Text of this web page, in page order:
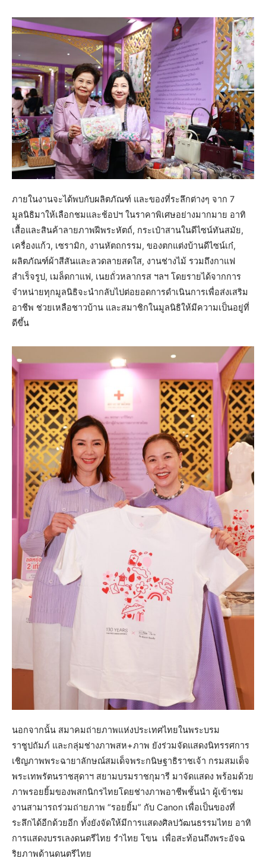
ภายในงานจะได้พบกับผลิตภัณฑ์ และของที่ระลึกต่างๆ จาก 7
มูลนิธิมาให้เลือกชมและช้อปฯ ในราคาพิเศษอย่างมากมาย อาทิ
เสื้อและสินค้าลายภาพฝีพระหัตถ์, กระเป๋าสานในดีไซน์ทันสมัย,
เครื่องแก้ว, เซรามิก, งานหัตถกรรม, ของตกแต่งบ้านดีไซน์เก๋,
ผลิตภัณฑ์ผ้าสีสันและลวดลายสดใส, งานช่างไม้ รวมถึงกาแฟ
สำเร็จรูป, เมล็ดกาแฟ, เนยถั่วหลากรส ฯลฯ โดยรายได้จากการ
จำหน่ายทุกมูลนิธิจะนำกลับไปต่อยอดการดำเนินการเพื่อส่งเสริม
อาชีพ ช่วยเหลือชาวบ้าน และสมาชิกในมูลนิธิให้มีความเป็นอยู่ที่
ดีขึ้น
นอกจากนั้น สมาคมถ่ายภาพแห่งประเทศไทยในพระบรม
ราชูปถัมภ์ และกลุ่มช่างภาพสห+ภาพ ยังร่วมจัดแสดงนิทรรศการ
เชิญภาพพระฉายาลักษณ์สมเด็จพระกนิษฐาธิราชเจ้า กรมสมเด็จ
พระเทพรัตนราชสุดาฯ สยามบรมราชกุมารี มาจัดแสดง พร้อมด้วย
ภาพรอยยิ้มของพสกนิกรไทยโดยช่างภาพอาชีพชั้นนำ ผู้เข้าชม
งานสามารถร่วมถ่ายภาพ “รอยยิ้ม” กับ Canon เพื่อเป็นของที่
ระลึกได้อีกด้วยอีก ทั้งยังจัดให้มีการแสดงศิลปวัฒนธรรมไทย อาทิ
การแสดงบรรเลงดนตรีไทย รำไทย โขน เพื่อสะท้อนถึงพระอัจฉ
ริยภาพด้านดนตรีไทย